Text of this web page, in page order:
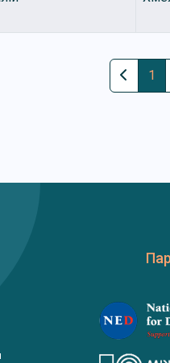
1